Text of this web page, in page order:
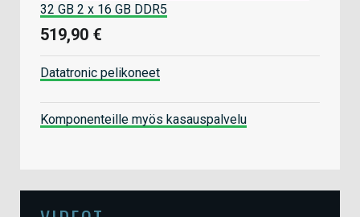
32 GB 2 x 16 GB DDR5
519,90 €
Datatronic pelikoneet
Komponenteille myös kasauspalvelu